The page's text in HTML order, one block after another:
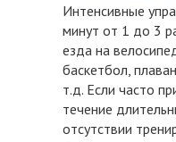
Интенсивные
минут от 1 до 3
езда на
баскетбол,
т.д. Если часто
течение
отсутствии